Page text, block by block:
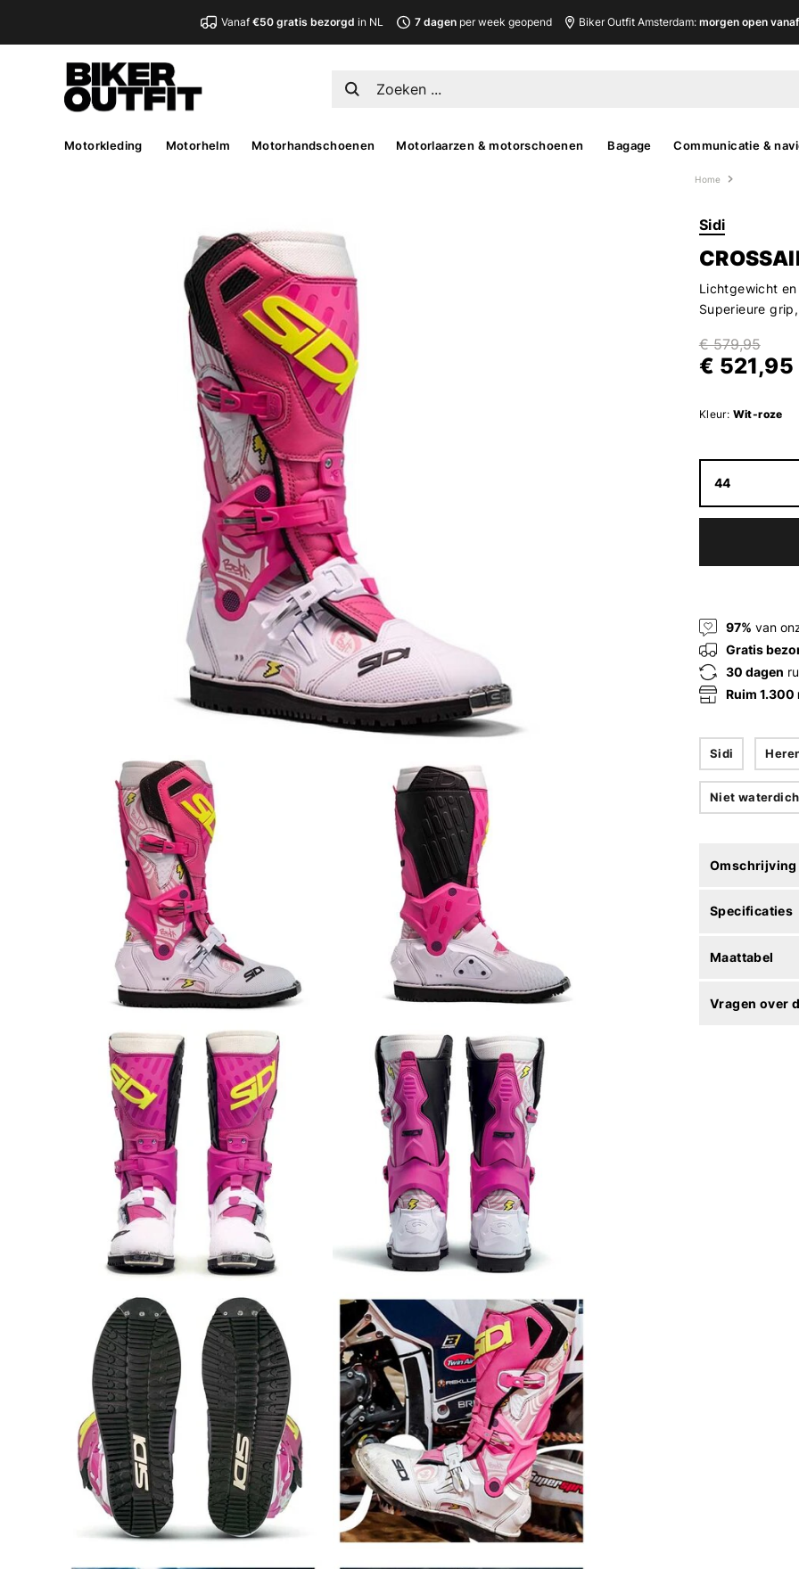
Vanaf€50 gratis bezorgd in NL 7 dagenper week geopend Biker Outfit Amsterdam: morgen open
Motorkleding Motorhelm Motorhandschoenen Motorlaarzen & motorschoenen Bagage Communicatie &
Home
Sidi
Lichtgewicht
Superieure
€ 579,95
€ 521,95
Kleur: Wit-roze
44
97% van
Gratis
30 dagen
Ruim 1.300
Sidi
Niet
Omschrijving
Specificaties
Maattabel
Vragen over